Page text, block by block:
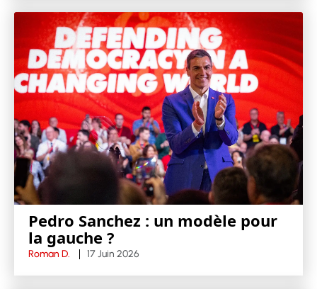
Pedro Sanchez : un modèle pour
la gauche ?
Roman D. 17 Juin 2026